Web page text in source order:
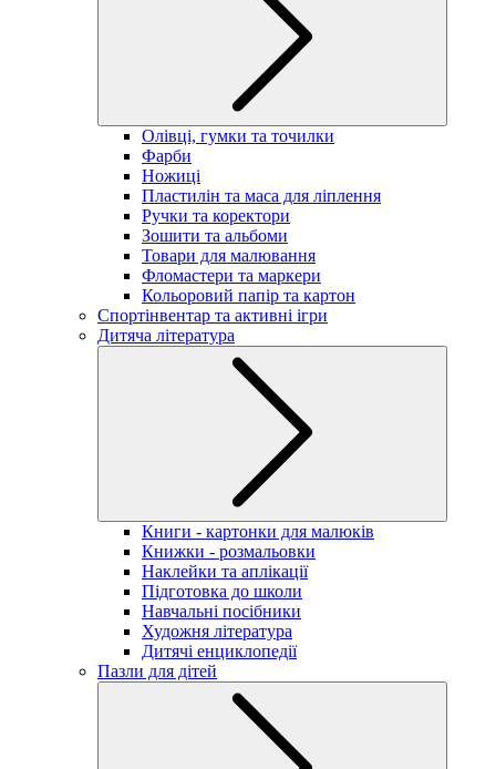
Олівці, гумки та точилки
Фарби
Ножиці
Пластилін та маса для ліплення
Ручки та коректори
Зошити та альбоми
Товари для малювання
Фломастери та маркери
Кольоровий папір та картон
Спортінвентар та активні ігри
Дитяча література
Книги - картонки для малюків
Книжки - розмальовки
Наклейки та аплікації
Підготовка до школи
Навчальні посібники
Художня література
Дитячі енциклопедії
Пазли для дітей